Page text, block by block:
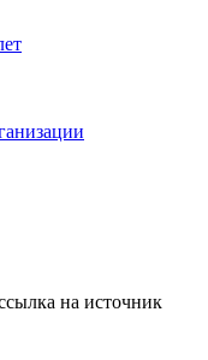
на источник